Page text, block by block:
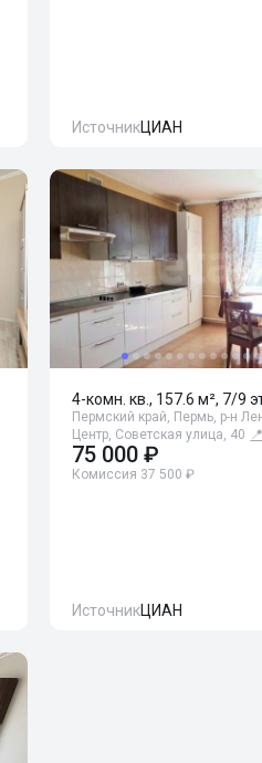
ИсточникЦИАН
4-комн. кв., 157.6 м², 7/9
Пермский край, Пермь, р-н
Центр, Советская улица, 40 📍
75 000 ₽
Комиссия 37 500 ₽
ИсточникЦИАН